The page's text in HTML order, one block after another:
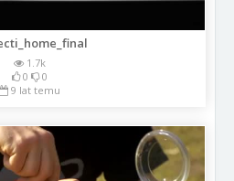
1.7k
0
0
9 lat temu